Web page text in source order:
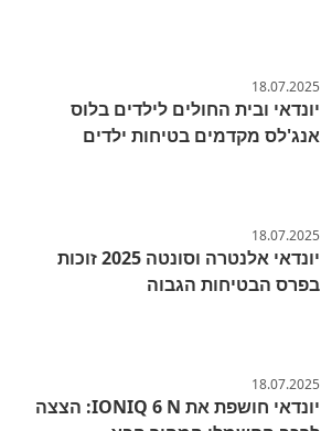
18.07.2025
יונדאי ובית החולים לילדים בלוס
אנג'לס מקדמים בטיחות ילדים
18.07.2025
יונדאי אלנטרה וסונטה 2025 זוכות
בפרס הבטיחות הגבוה
18.07.2025
יונדאי חושפת את IONIQ 6 N: הצצה